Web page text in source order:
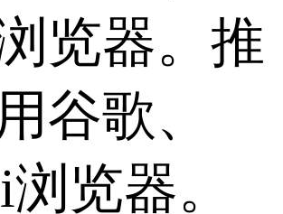
览器。推
谷歌、
览器。